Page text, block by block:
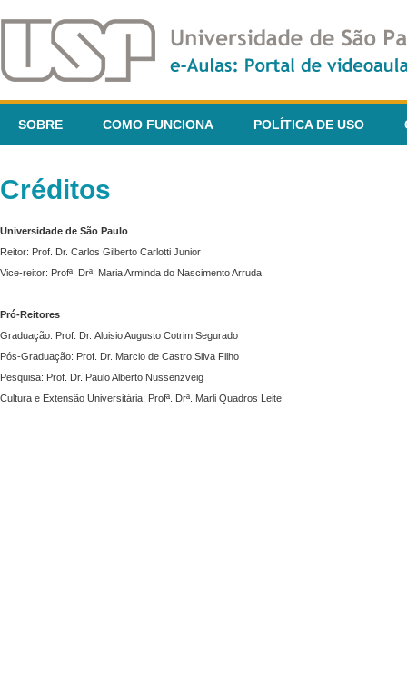
SOBRE COMO FUNCIONA POLÍTICA DE USO
Créditos
Universidade de São Paulo
Reitor: Prof. Dr. Carlos Gilberto Carlotti Junior
Vice-reitor: Profª. Drª. Maria Arminda do Nascimento Arruda
Pró-Reitores
Graduação: Prof. Dr. Aluisio Augusto Cotrim Segurado
Pós-Graduação: Prof. Dr. Marcio de Castro Silva Filho
Pesquisa: Prof. Dr. Paulo Alberto Nussenzveig
Cultura e Extensão Universitária: Profª. Drª. Marli Quadros Leite